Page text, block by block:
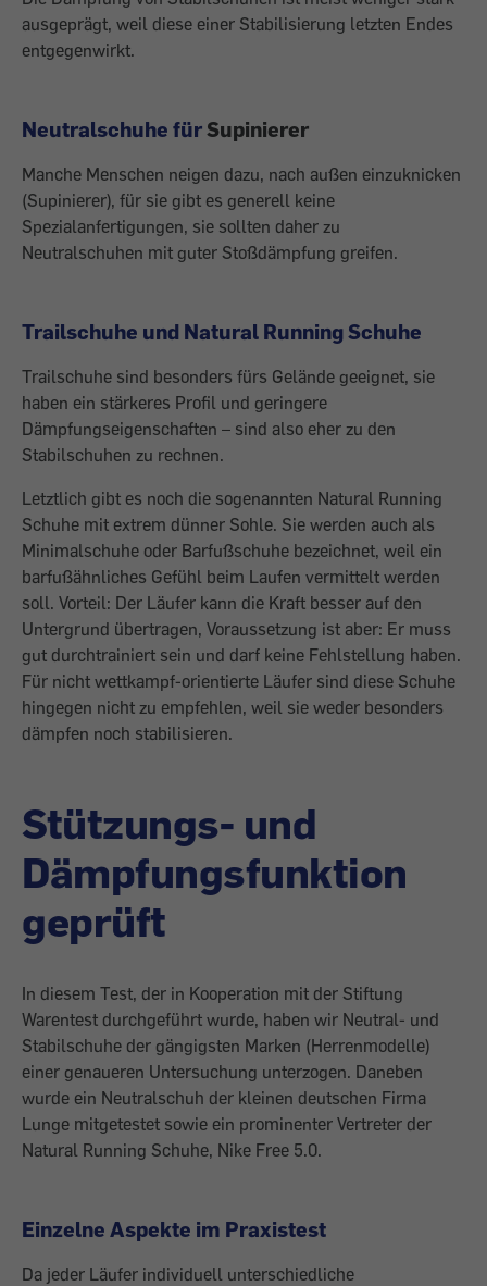
ausgeprägt, weil diese einer Stabilisierung letzten Endes
entgegenwirkt.
Neutralschuhe fürSupinierer
Manche Menschen neigen dazu, nach außen einzuknicken
(Supinierer), für sie gibt es generell keine
Spezialanfertigungen, sie sollten daher zu
Neutralschuhen mit guter Stoßdämpfung greifen.
Trailschuhe und Natural Running Schuhe
Trailschuhe sind besonders fürs Gelände geeignet, sie
haben ein stärkeres Profil und geringere
Dämpfungseigenschaften – sind also eher zu den
Stabilschuhen zu rechnen.
Letztlich gibt es noch die sogenannten ­Natural Running
Schuhe mit extrem dünner Sohle. Sie werden auch als
Minimalschuhe oder Barfußschuhe bezeichnet, weil ein
barfußähnliches Gefühl beim Laufen vermittelt werden
soll. Vorteil: Der Läufer kann die Kraft besser auf den
Untergrund übertragen, Voraussetzung ist aber: Er muss
gut durchtrainiert sein und darf keine Fehlstellung haben.
Für nicht wettkampf-orientierte Läufer sind diese Schuhe
hingegen nicht zu empfehlen, weil sie weder besonders
dämpfen noch stabilisieren.
Stützungs- und
Dämpfungsfunktion
geprüft
In diesem Test, der in Kooperation mit der Stiftung
Warentest durchgeführt wurde, ­haben wir Neutral- und
Stabilschuhe der gängigsten Marken (Herrenmodelle)
einer genaueren Untersuchung unterzogen. Daneben
wurde ein Neutralschuh der kleinen deutschen Firma
Lunge mitgetestet sowie ein prominenter Vertreter der
Natural Running Schuhe, Nike Free 5.0.
Einzelne Aspekte im Praxistest
Da jeder Läufer individuell unterschiedliche